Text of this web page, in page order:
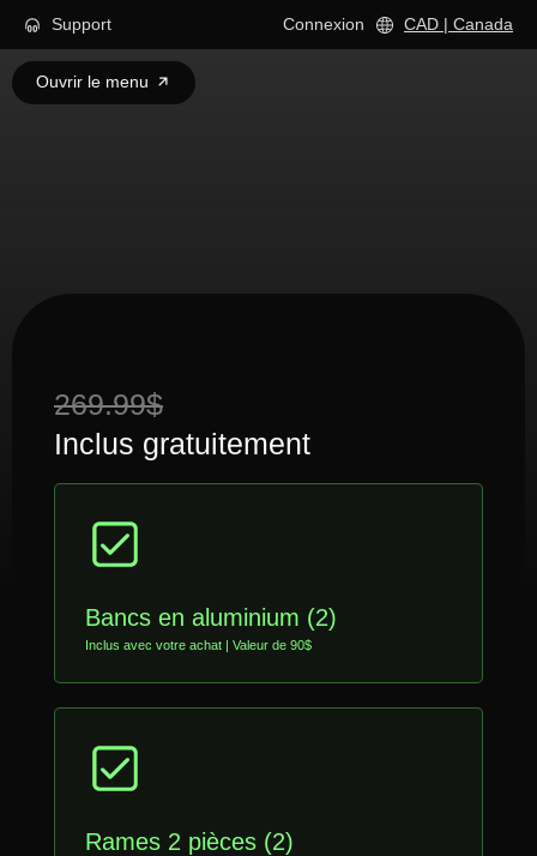
Support Connexion CAD | Canada
Ouvrir le menu
269.99$
Inclus gratuitement
Bancs en aluminium (2)
Inclus avec votre achat | Valeur de 90$
Rames 2 pièces (2)